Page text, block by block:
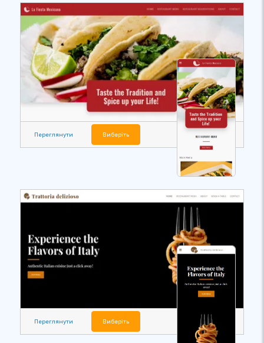
Переглянути Виберіть
Переглянути Виберіть